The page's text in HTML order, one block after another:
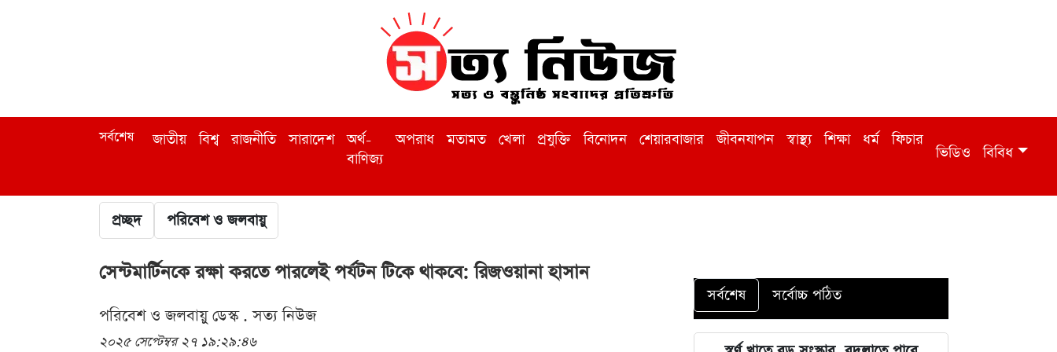
সর্বশেষ জাতীয় বিশ্ব রাজনীতি সারাদেশ
অর্থ-
বাণিজ্য
অপরাধ মতামত খেলা প্রযুক্তি বিনোদন শেয়ারবাজার জীবনযাপন স্বাস্থ্য শিক্ষা ধর্ম ফিচার
ভিডিও বিবিধ
প্রচ্ছদ পরিবেশ ও জলবায়ু
সেন্টমার্টিনকে রক্ষা করতে পারলেই পর্যটন টিকে থাকবে: রিজওয়ানা হাসান
পরিবেশ ও জলবায়ু ডেস্ক . সত্য নিউজ
২০২৫ সেপ্টেম্বর ২৭ ১৯:২৯:৪৬
সর্বশেষ সর্বোচ্চ পঠিত